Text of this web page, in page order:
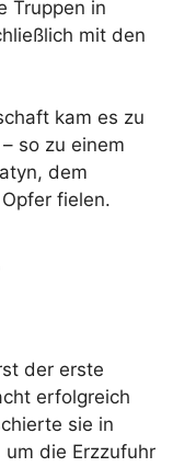
Truppen in
mit den
kam es zu
so zu einem
dem
fielen.
der erste
erfolgreich
sie in
die Erzzufuhr